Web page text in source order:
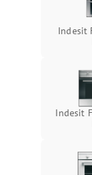
Indesit
Indesit